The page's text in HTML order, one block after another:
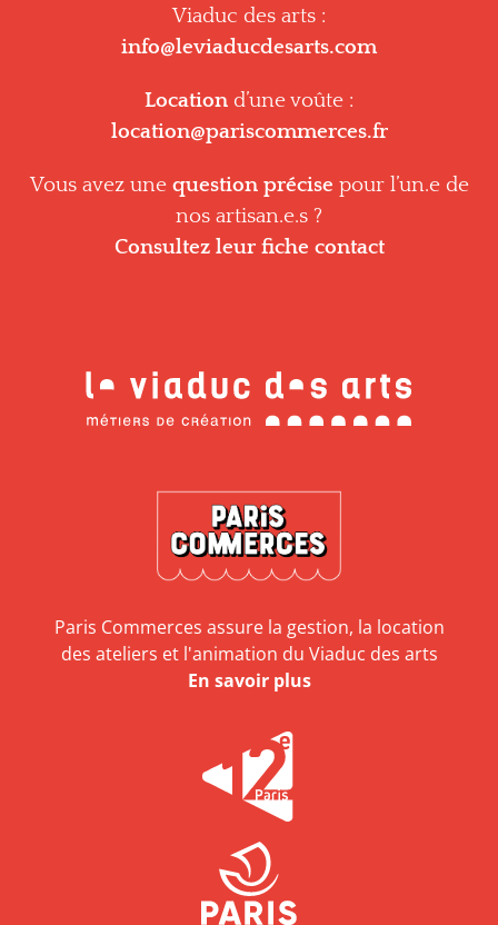
Viaduc des arts :
info@leviaducdesarts.com
Location d’une voûte :
location@pariscommerces.fr
Vous avez une question précise pour l’un.e de
nos artisan.e.s ?
Consultez leur fiche contact
Paris Commerces assure la gestion, la location
des ateliers et l'animation du Viaduc des arts
En savoir plus